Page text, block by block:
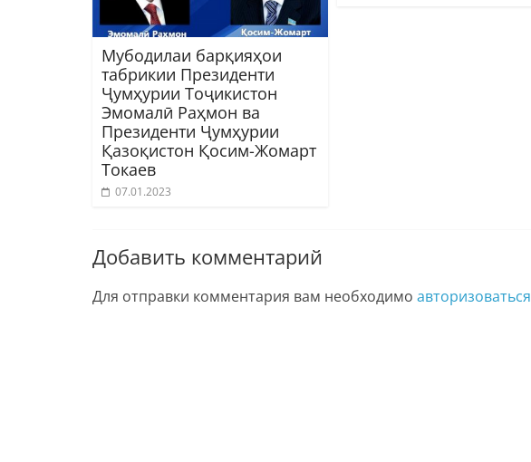
Мубодилаи барқияҳои
табрикии Президенти
Ҷумҳурии Тоҷикистон
Эмомалӣ Раҳмон ва
Президенти Ҷумҳурии
Қазоқистон Қосим-Жомарт
Токаев
07.01.2023
Добавить комментарий
Для отправки комментария вам необходимо авторизоваться